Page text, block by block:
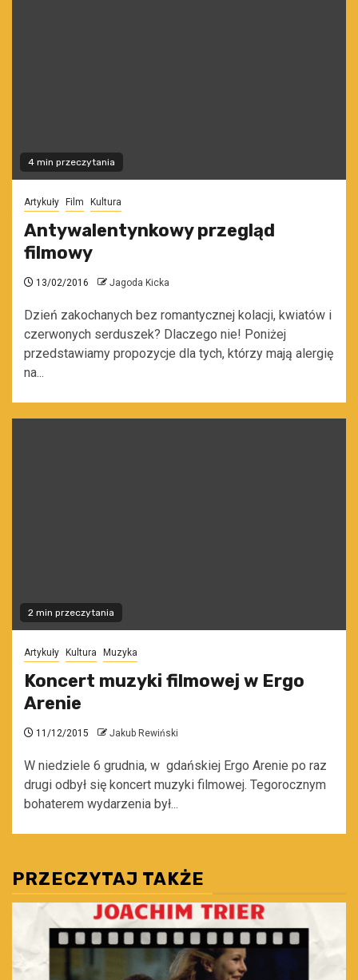
4 min przeczytania
Artykuły Film Kultura
Antywalentynkowy przegląd
filmowy
13/02/2016 Jagoda Kicka
Dzień zakochanych bez romantycznej kolacji, kwiatów i
czerwonych serduszek? Dlaczego nie! Poniżej
przedstawiamy propozycje dla tych, którzy mają alergię
na...
2 min przeczytania
Artykuły Kultura Muzyka
Koncert muzyki filmowej w Ergo
Arenie
11/12/2015 Jakub Rewiński
W niedziele 6 grudnia, w gdańskiej Ergo Arenie po raz
drugi odbył się koncert muzyki filmowej. Tegorocznym
bohaterem wydarzenia był...
PRZECZYTAJ TAKŻE